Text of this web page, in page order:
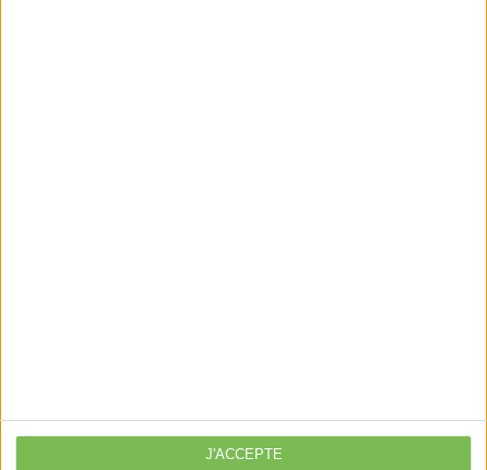
J'ACCEPTE
Déclaration Impôt sur le Revenu